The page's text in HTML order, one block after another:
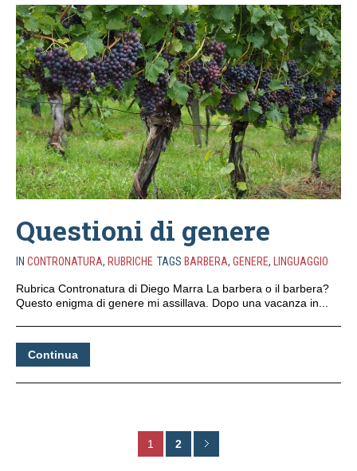
Questioni di genere
IN CONTRONATURA, RUBRICHE TAGS BARBERA, GENERE, LINGUAGGIO
Rubrica Contronatura di Diego Marra La barbera o il barbera?
Questo enigma di genere mi assillava. Dopo una vacanza in...
Continua
1 2